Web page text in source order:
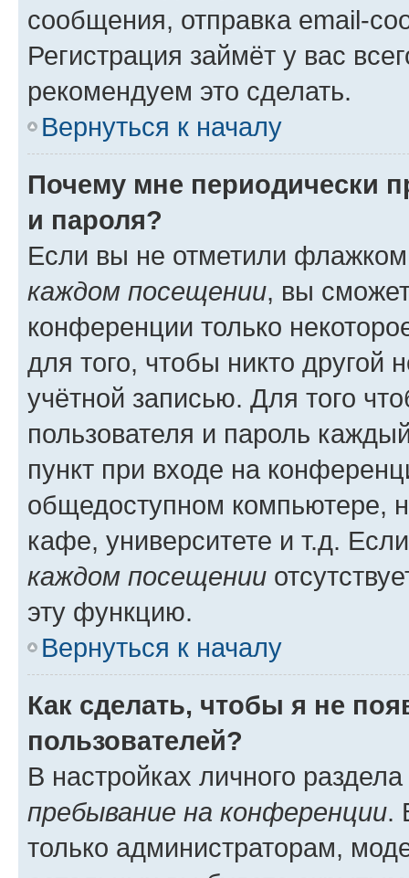
сообщения, отправка email-
Регистрация займёт у вас
рекомендуем это сделать.
Вернуться к началу
Почему мне периодически
и пароля?
Если вы не отметили
каждом посещении, вы
конференции только
для того, чтобы никто другой
учётной записью. Для того
пользователя и пароль
пункт при входе на
общедоступном компьютере,
кафе, университете и т.д.
каждом посещении
эту функцию.
Вернуться к началу
Как сделать, чтобы я не
пользователей?
В настройках личного
пребывание на конференции.
только администраторам,